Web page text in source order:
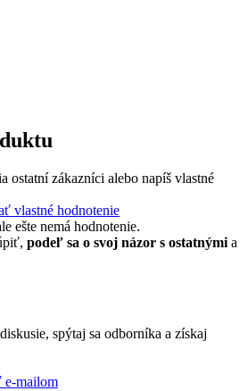
ostatní zákazníci alebo napíš vlastné
vlastné hodnotenie
ešte nemá hodnotenie.
podeľ sa o svoj názor s ostatnými a
spýtaj sa odborníka a získaj
mailom